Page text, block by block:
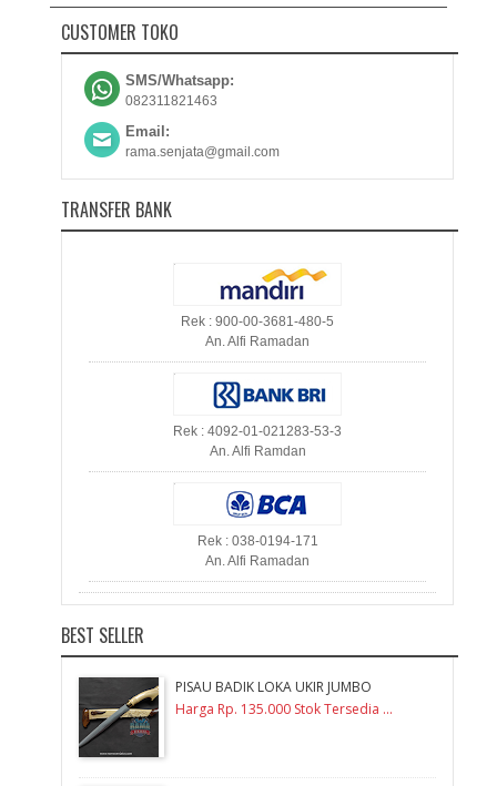
CUSTOMER TOKO
SMS/Whatsapp:
082311821463
Email:
rama.senjata@gmail.com
TRANSFER BANK
Rek : 900-00-3681-480-5
An. Alfi Ramadan
Rek : 4092-01-021283-53-3
An. Alfi Ramdan
Rek : 038-0194-171
An. Alfi Ramadan
BEST SELLER
PISAU BADIK LOKA UKIR JUMBO
Harga Rp. 135.000 Stok Tersedia ...